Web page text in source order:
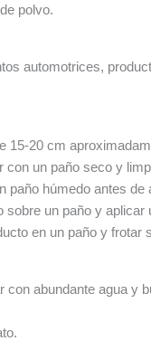
polvo.
automotrices,
15-20 cm
con un paño seco y
húmedo antes de
un paño y aplicar
en un paño y frotar
abundante agua y